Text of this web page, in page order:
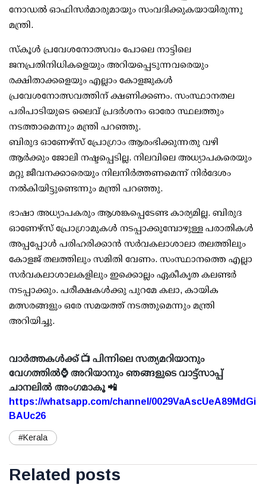
നോഡല്‍ ഓഫിസര്‍മാരുമായും സംവദിക്കുകയായിരുന്നു
മന്ത്രി.
സ്‌കൂള്‍ പ്രവേശനോത്സവം പോലെ നാട്ടിലെ
ജനപ്രതിനിധികളെയും അറിയപ്പെടുന്നവരെയും
രക്ഷിതാക്കളെയും എല്ലാം കോളജുകള്‍
പ്രവേശനോത്സവത്തിന് ക്ഷണിക്കണം. സംസ്ഥാനതല
പരിപാടിയുടെ ലൈവ് പ്രദര്‍ശനം ഓരോ സ്ഥലത്തും
നടത്താമെന്നും മന്ത്രി പറഞ്ഞു.
ബിരുദ ഓണേഴ്സ് പ്രോഗ്രാം ആരംഭിക്കുന്നതു വഴി
ആര്‍ക്കും ജോലി നഷ്ടപ്പെടില്ല. നിലവിലെ അധ്യാപകരെയും
മറ്റു ജീവനക്കാരെയും നിലനിര്‍ത്തണമെന്ന് നിര്‍ദേശം
നല്‍കിയിട്ടുണ്ടെന്നും മന്ത്രി പറഞ്ഞു.
ഭാഷാ അധ്യാപകരും ആശങ്കപ്പെടേണ്ട കാര്യമില്ല. ബിരുദ
ഓണേഴ്സ് പ്രോഗ്രാമുകള്‍ നടപ്പാക്കുമ്പോഴുള്ള പരാതികള്‍
അപ്പപ്പോള്‍ പരിഹരിക്കാന്‍ സര്‍വകലാശാലാ തലത്തിലും
കോളജ് തലത്തിലും സമിതി വേണം. സംസ്ഥാനത്തെ എല്ലാ
സര്‍വകലാശാലകളിലും ഇക്കൊല്ലം ഏകീകൃത കലണ്ടര്‍
നടപ്പാക്കും. പരീക്ഷകള്‍ക്കു പുറമേ കലാ, കായിക
മത്സരങ്ങളും ഒരേ സമയത്ത് നടത്തുമെന്നും മന്ത്രി
അറിയിച്ചു.
വാർത്തകൾക്ക് 📺 പിന്നിലെ സത്യമറിയാനും
വേഗത്തിൽ⌚ അറിയാനും ഞങ്ങളുടെ വാട്ട്സാപ്പ്
ചാനലിൽ അംഗമാകൂ 📲
https://whatsapp.com/channel/0029VaAscUeA89MdGi
BAUc26
#Kerala
Related posts